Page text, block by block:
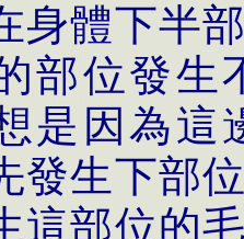
身體下半
部位發生
是因為這
發生下部
這部位的